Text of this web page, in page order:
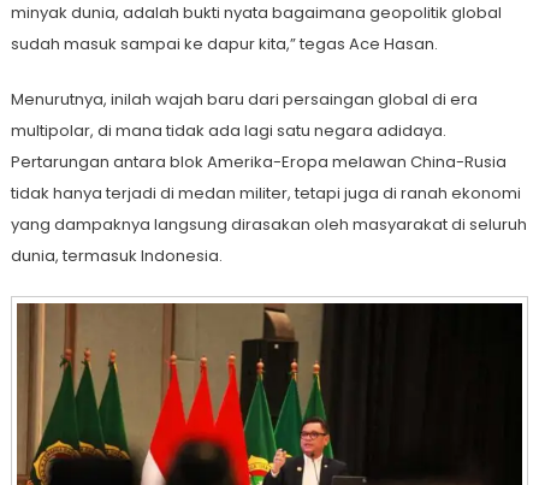
minyak dunia, adalah bukti nyata bagaimana geopolitik global
sudah masuk sampai ke dapur kita,” tegas Ace Hasan.
Menurutnya, inilah wajah baru dari persaingan global di era
multipolar, di mana tidak ada lagi satu negara adidaya.
Pertarungan antara blok Amerika-Eropa melawan China-Rusia
tidak hanya terjadi di medan militer, tetapi juga di ranah ekonomi
yang dampaknya langsung dirasakan oleh masyarakat di seluruh
dunia, termasuk Indonesia.